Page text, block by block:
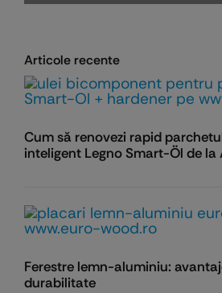
Articole recente
Cum să renovezi rapid
inteligent Legno Smart-Öl de la
Ferestre lemn-aluminiu:
durabilitate